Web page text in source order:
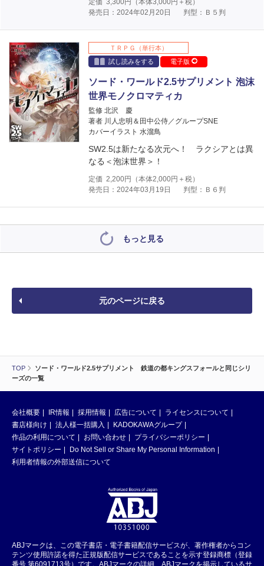
TOP
ソード・ワールド2.5サプリメント 鉄道の都キングスフォールと同じシリ
ーズの一覧
定価 3,300円（本体3,000円＋税）
発売日：2024年02月20日
判型：Ｂ５判
ＴＲＰＧ（単行本）
試し読みをする
電子版
ソード・ワールド2.5サプリメント 泡沫
世界モノクロマティカ
監修 北沢 慶
著者 川人忠明＆田中公侍／グループSNE
カバーイラスト 水溜鳥
SW2.5は新たなる次元へ！ ラクシアとは異
なる＜泡沫世界＞！
定価 2,200円（本体2,000円＋税）
発売日：2024年03月19日
判型：Ｂ６判
もっと見る
元のページに戻る
会社概要 IR情報 採用情報 広告について
ライセンスについて
書店様向け
法人様一括購入
KADOKAWAグループ
作品の利用について
お問い合わせ
プライバシーポリシー
サイトポリシー
Do Not Sell or Share My Personal Information
利用者情報の外部送信について
ABJマークは、この電子書店・電子書籍配信サービスが、著作権者からコン
テンツ使用許諾を得た正規版配信サービスであることを示す登録商標（登録